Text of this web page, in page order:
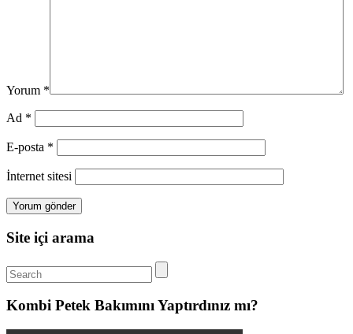
Yorum *
Ad *
E-posta *
İnternet sitesi
Site içi arama
Kombi Petek Bakımını Yaptırdınız mı?